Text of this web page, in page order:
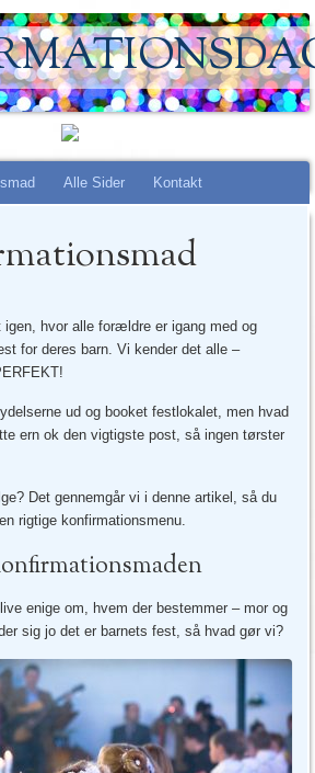
Alle Sider Kontakt
igen, hvor alle forældre er igang med og
for deres barn. Vi kender det alle –
ud og booket festlokalet, men hvad
ern ok den vigtigste post, så ingen tørster
Det gennemgår vi i denne artikel, så du
rigtige konfirmationsmenu.
enige om, hvem der bestemmer – mor og
sig jo det er barnets fest, så hvad gør vi?